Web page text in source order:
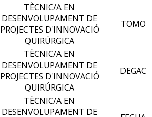
TÈCNIC/A EN
DESENVOLUPAMENT DE
PROJECTES D'INNOVACIÓ
QUIRÚRGICA
TOMO
TÈCNIC/A EN
DESENVOLUPAMENT DE
PROJECTES D'INNOVACIÓ
QUIRÚRGICA
DEGAC
TÈCNIC/A EN
DESENVOLUPAMENT DE